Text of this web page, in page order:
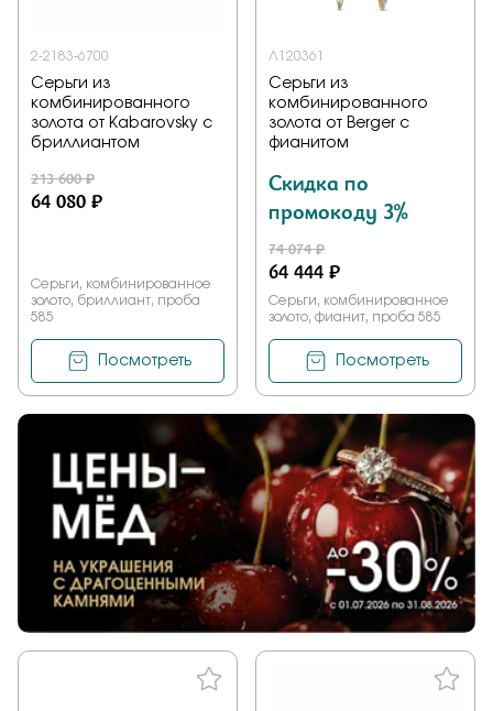
2-2183-6700
Серьги из
комбинированного
золота от Kabarovsky с
бриллиантом
213 600 ₽
64 080 ₽
Серьги, комбинированное
золото, бриллиант, проба
585
Посмотреть
Л120361
Серьги из
комбинированного
золота от Berger с
фианитом
Скидка по
промокоду 3%
74 074 ₽
64 444 ₽
Серьги, комбинированное
золото, фианит, проба 585
Посмотреть